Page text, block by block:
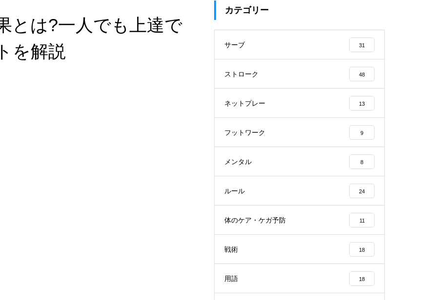
とは?一人でも上達で
を解説
カテゴリー
サーブ 31
ストローク 48
ネットプレー 13
フットワーク 9
メンタル 8
ルール 24
体のケア・ケガ予防 11
戦術 18
用語 18